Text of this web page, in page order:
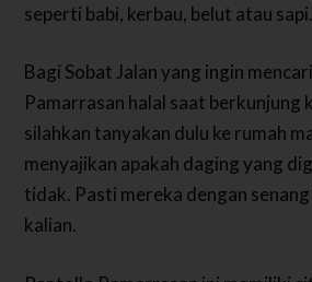
seperti babi, kerbau, belut atau sapi.
Bagi Sobat Jalan yang ingin
Pamarrasan halal saat berkunjung
silahkan tanyakan dulu ke rumah
menyajikan apakah daging yang
tidak. Pasti mereka dengan
kalian.